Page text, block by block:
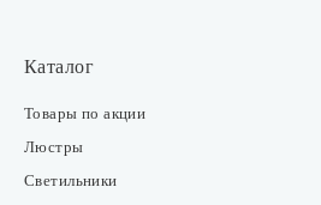
Каталог
Товары по акции
Люстры
Светильники